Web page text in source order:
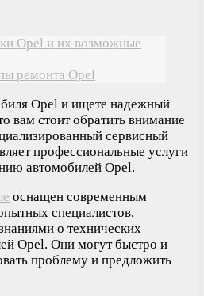
Opel и их возможные
ремонта Opel
Opel и ищете надежный
вам стоит обратить внимание
сервисный
профессиональные услуги
автомобилей Opel.
оснащен современным
специалистов,
о технических
Opel. Они могут быстро и
проблему и предложить